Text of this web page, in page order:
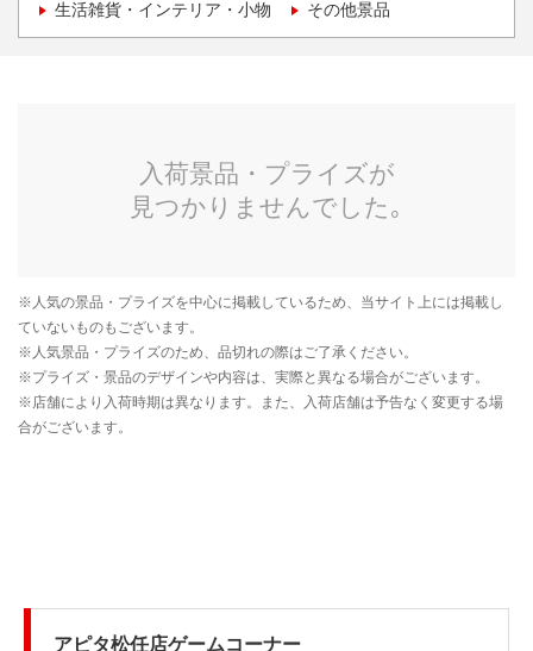
生活雑貨・インテリア・小物 その他景品
アピタ松任店ゲームコーナー